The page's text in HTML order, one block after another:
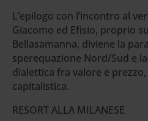
L’epilogo con l’incontro al
Giacomo ed Efisio, proprio
Bellasamanna, diviene la
sperequazione Nord/Sud e
dialettica fra valore e
capitalistica.
RESORT ALLA MILANESE